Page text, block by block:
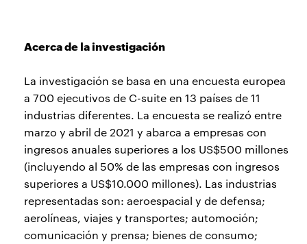
Acerca de la investigación
La investigación se basa en una encuesta europea
a 700 ejecutivos de C-suite en 13 países de 11
industrias diferentes. La encuesta se realizó entre
marzo y abril de 2021 y abarca a empresas con
ingresos anuales superiores a los US$500 millones
(incluyendo al 50% de las empresas con ingresos
superiores a US$10.000 millones). Las industrias
representadas son: aeroespacial y de defensa;
aerolíneas, viajes y transportes; automoción;
comunicación y prensa; bienes de consumo;